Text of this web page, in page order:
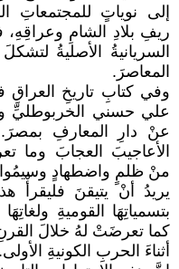
إلى نوياتٍ للمجتمعاتِ
ريفِ بلادِ الشامِ
السريانيةُ الأصليةُ
المعاصرَ.
وفي كتابِ تاريخِ العراقِ
عنْ دارِ المعارفِ
الأعاجيبَ العجابَ وما
منْ ظلمٍ واضطهادٍ وسيمُوا
يريدُ أنْ يتيقنَ فليقرأْ
بتسمياتِهَا القوميةِ
كما تعرضَتْ لهُ خلالَ القرنِ
أثناءَ الحربِ الكونيةِ الأولى.